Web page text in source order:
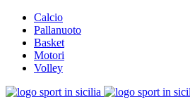
Calcio
Pallanuoto
Basket
Motori
Volley